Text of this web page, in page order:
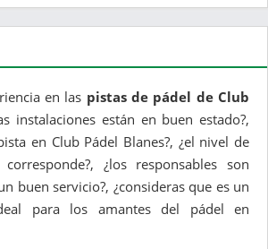
en las pistas de pádel de Club
instalaciones están en buen estado?,
en Club Pádel Blanes?, ¿el nivel de
¿los responsables son
buen servicio?, ¿consideras que es un
para los amantes del pádel en